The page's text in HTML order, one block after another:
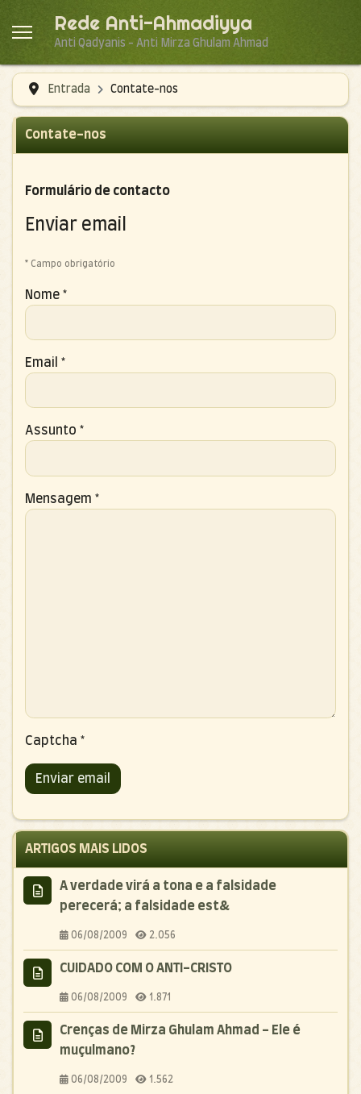
Rede Anti-Ahmadiyya
Anti Qadyanis - Anti Mirza Ghulam Ahmad
Entrada Contate-nos
Contate-nos
Formulário de contacto
Enviar email
* Campo obrigatório
Nome *
Email *
Assunto *
Mensagem *
Captcha *
Enviar email
ARTIGOS MAIS LIDOS
A verdade virá a tona e a falsidade
perecerá; a falsidade est&
06/08/2009 2.056
CUIDADO COM O ANTI-CRISTO
06/08/2009 1.871
Crenças de Mirza Ghulam Ahmad - Ele é
muçulmano?
06/08/2009 1.562